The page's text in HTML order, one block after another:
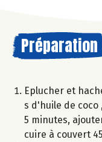
Préparation
Eplucher et
s d'huile de
5 minutes,
cuire à couvert